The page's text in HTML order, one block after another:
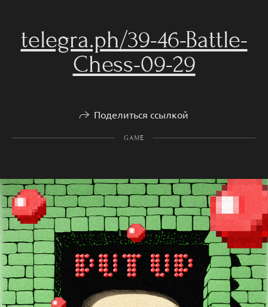
telegra.ph/39-46-Battle-
Chess-09-29
Поделиться ссылкой
GAME